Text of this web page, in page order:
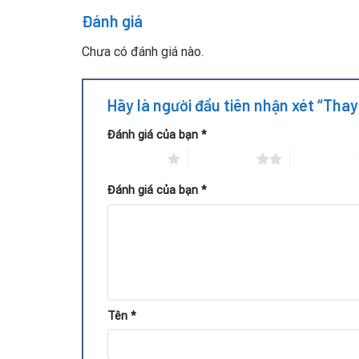
Quy trình thay chipset GPU
Repair Card Vga là địa chỉ chuyên nghiệp trong
Đánh giá
Chưa có đánh giá nào.
Hãy là người đầu tiên nhận xét
Đánh giá của bạn *
Đánh giá của bạn *
Tên *